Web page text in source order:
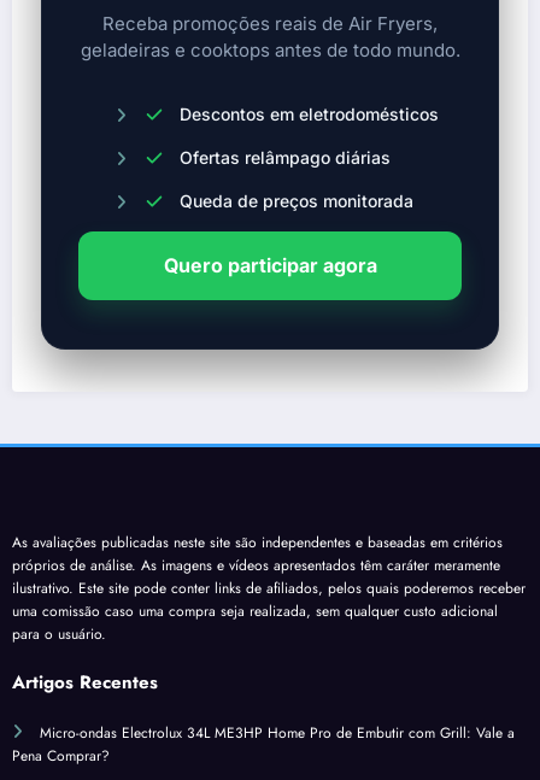
Receba promoções reais de Air Fryers,
geladeiras e cooktops antes de todo mundo.
Descontos em eletrodomésticos
Ofertas relâmpago diárias
Queda de preços monitorada
Quero participar agora
As avaliações publicadas neste site são independentes e baseadas em critérios
próprios de análise. As imagens e vídeos apresentados têm caráter meramente
ilustrativo. Este site pode conter links de afiliados, pelos quais poderemos receber
uma comissão caso uma compra seja realizada, sem qualquer custo adicional
para o usuário.
Artigos Recentes
Micro-ondas Electrolux 34L ME3HP Home Pro de Embutir com Grill: Vale a
Pena Comprar?